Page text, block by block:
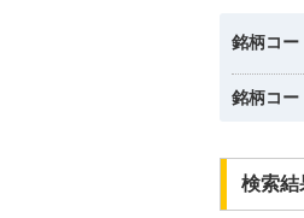
銘柄コー
銘柄コー
検索結